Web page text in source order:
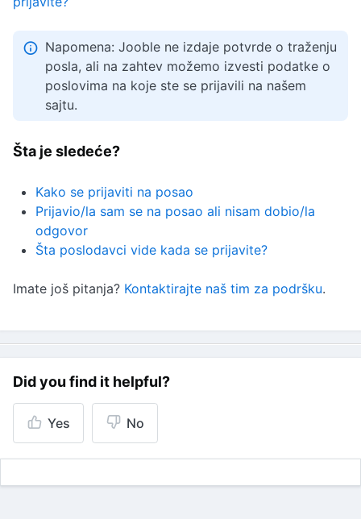
Napomena: Jooble ne izdaje potvrde o traženju
posla, ali na zahtev možemo izvesti podatke o
poslovima na koje ste se prijavili na našem
sajtu.
Šta je sledeće?
Kako se prijaviti na posao
Prijavio/la sam se na posao ali nisam dobio/la
odgovor
Šta poslodavci vide kada se prijavite?
Imate još pitanja? Kontaktirajte naš tim za podršku.
Did you find it helpful?
Yes No